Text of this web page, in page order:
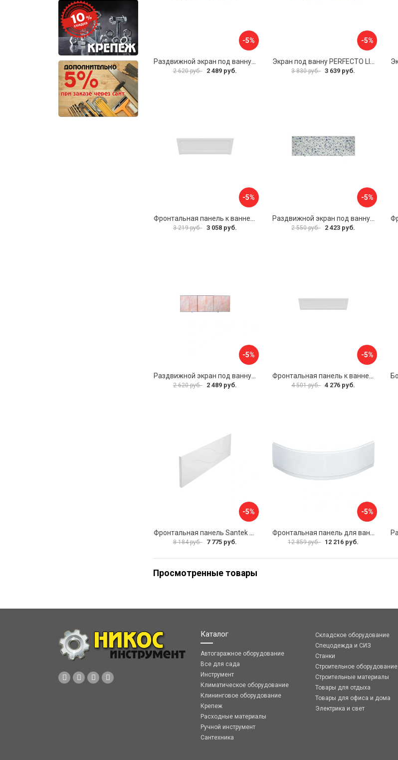
-5%
2 620 руб. 2 489 руб.
-5%
3 830 руб. 3 639 руб.
-5%
Фронтальная панель к ванне Мия Aquatek 00000089315
3 219 руб. 3 058 руб.
-5%
Раздвижной экран под ванну PERFECTO LINEA 36-001511
2 550 руб. 2 423 руб.
-5%
2 620 руб. 2 489 руб.
-5%
4 501 руб. 4 276 руб.
-5%
8 184 руб. 7 775 руб.
-5%
12 859 руб. 12 216 руб.
Просмотренные товары
Каталог
Автогаражное оборудование
Все для сада
Инструмент
Климатическое оборудование
Клининговое оборудование
Крепеж
Расходные материалы
Ручной инструмент
Сантехника
Складское оборудование
Спецодежда и СИЗ
Станки
Строительное оборудование
Строительные материалы
Товары для отдыха
Товары для офиса и дома
Электрика и свет